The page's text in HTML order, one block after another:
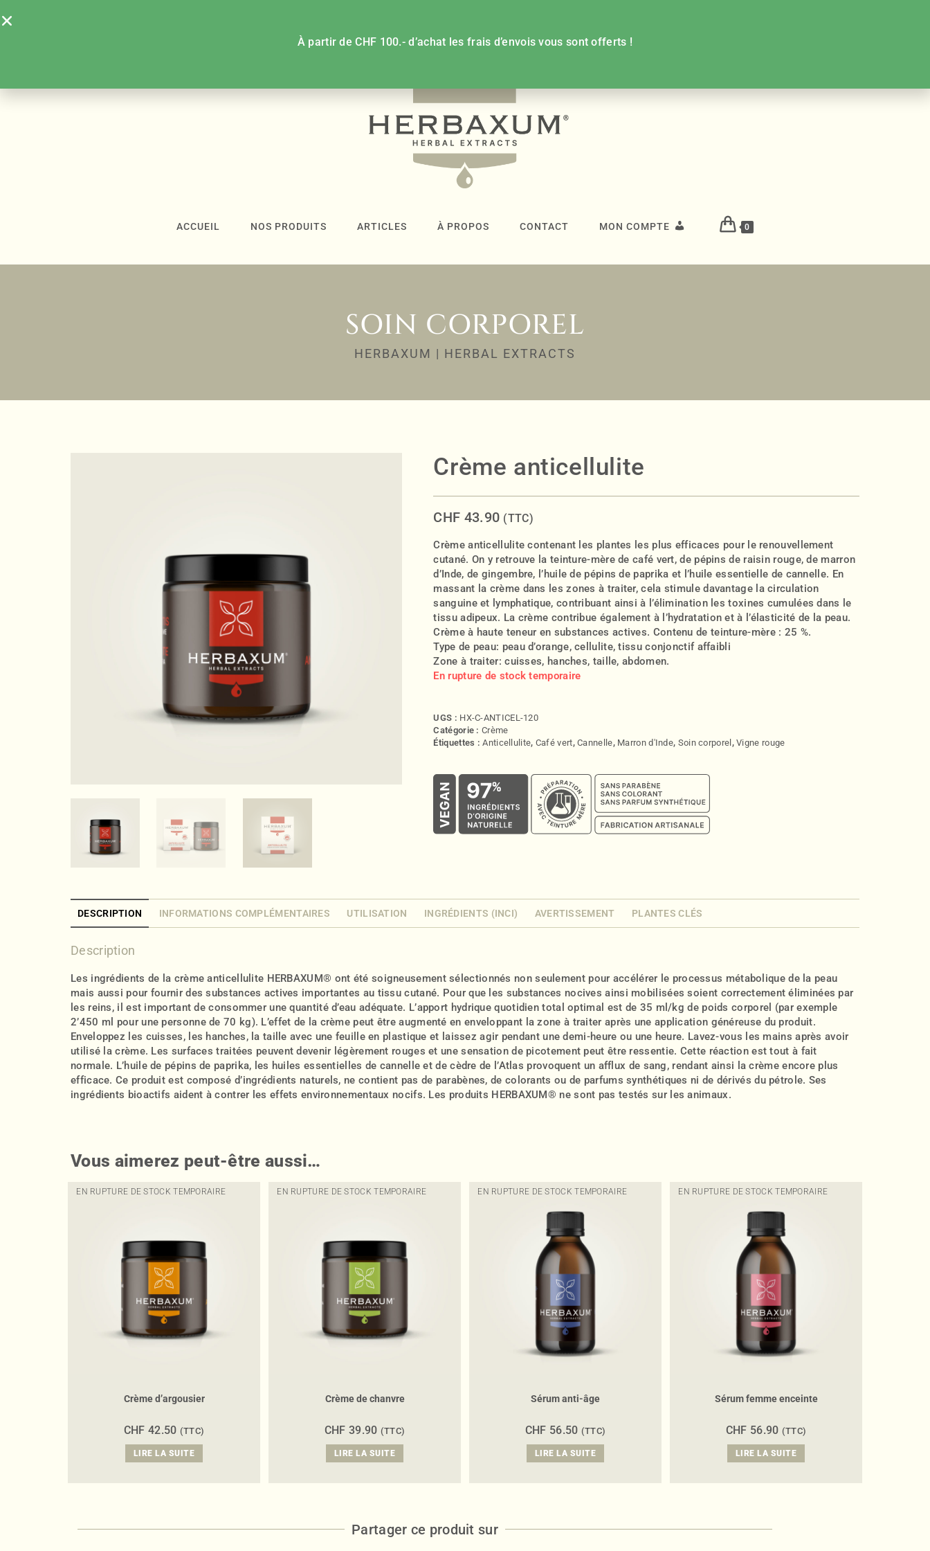
ACCUEIL NOS PRODUITS ARTICLES À PROPOS CONTACT MON COMPTE 0
SOIN CORPOREL
HERBAXUM | HERBAL EXTRACTS
Crème anticellulite
CHF 43.90 (TTC)
Crème anticellulite contenant les plantes les plus efficaces pour le renouvellement
cutané. On y retrouve la teinture-mère de café vert, de pépins de raisin rouge, de marron
d’Inde, de gingembre, l’huile de pépins de paprika et l’huile essentielle de cannelle. En
massant la crème dans les zones à traiter, cela stimule davantage la circulation
sanguine et lymphatique, contribuant ainsi à l’élimination les toxines cumulées dans le
tissu adipeux. La crème contribue également à l’hydratation et à l’élasticité de la peau.
Crème à haute teneur en substances actives. Contenu de teinture-mère : 25 %.
Type de peau: peau d’orange, cellulite, tissu conjonctif affaibli
Zone à traiter: cuisses, hanches, taille, abdomen.
En rupture de stock temporaire
UGS : HX-C-ANTICEL-120
Catégorie :Crème
Étiquettes :Anticellulite, Café vert,Cannelle, Marron d'Inde, Soin corporel,Vigne rouge
DESCRIPTION INFORMATIONS COMPLÉMENTAIRES UTILISATION INGRÉDIENTS (INCI) AVERTISSEMENT PLANTES CLÉS
Description
Les ingrédients de la crème anticellulite HERBAXUM® ont été soigneusement sélectionnés non seulement pour accélérer le processus métabolique de la peau
mais aussi pour fournir des substances actives importantes au tissu cutané. Pour que les substances nocives ainsi mobilisées soient correctement éliminées par
les reins, il est important de consommer une quantité d’eau adéquate. L’apport hydrique quotidien total optimal est de 35 ml/kg de poids corporel (par exemple
2’450 ml pour une personne de 70 kg). L’effet de la crème peut être augmenté en enveloppant la zone à traiter après une application généreuse du produit.
Enveloppez les cuisses, les hanches, la taille avec une feuille en plastique et laissez agir pendant une demi-heure ou une heure. Lavez-vous les mains après avoir
utilisé la crème. Les surfaces traitées peuvent devenir légèrement rouges et une sensation de picotement peut être ressentie. Cette réaction est tout à fait
normale. L’huile de pépins de paprika, les huiles essentielles de cannelle et de cèdre de l’Atlas provoquent un afflux de sang, rendant ainsi la crème encore plus
efficace. Ce produit est composé d’ingrédients naturels, ne contient pas de parabènes, de colorants ou de parfums synthétiques ni de dérivés du pétrole. Ses
ingrédients bioactifs aident à contrer les effets environnementaux nocifs. Les produits HERBAXUM® ne sont pas testés sur les animaux.
Vous aimerez peut-être aussi…
EN RUPTURE DE STOCK TEMPORAIRE
Crème d’argousier
CHF 42.50 (TTC)
LIRE LA SUITE
EN RUPTURE DE STOCK TEMPORAIRE
Crème de chanvre
CHF 39.90 (TTC)
LIRE LA SUITE
EN RUPTURE DE STOCK TEMPORAIRE
Sérum anti-âge
CHF 56.50 (TTC)
LIRE LA SUITE
EN RUPTURE DE STOCK TEMPORAIRE
Sérum femme enceinte
CHF 56.90 (TTC)
LIRE LA SUITE
Partager ce produit sur
À partir de CHF 100.- d’achat les frais d’envois vous sont offerts !